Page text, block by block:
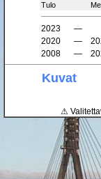
Tulo
2023 —
2020
—
2008
—
Kuvat
⚠